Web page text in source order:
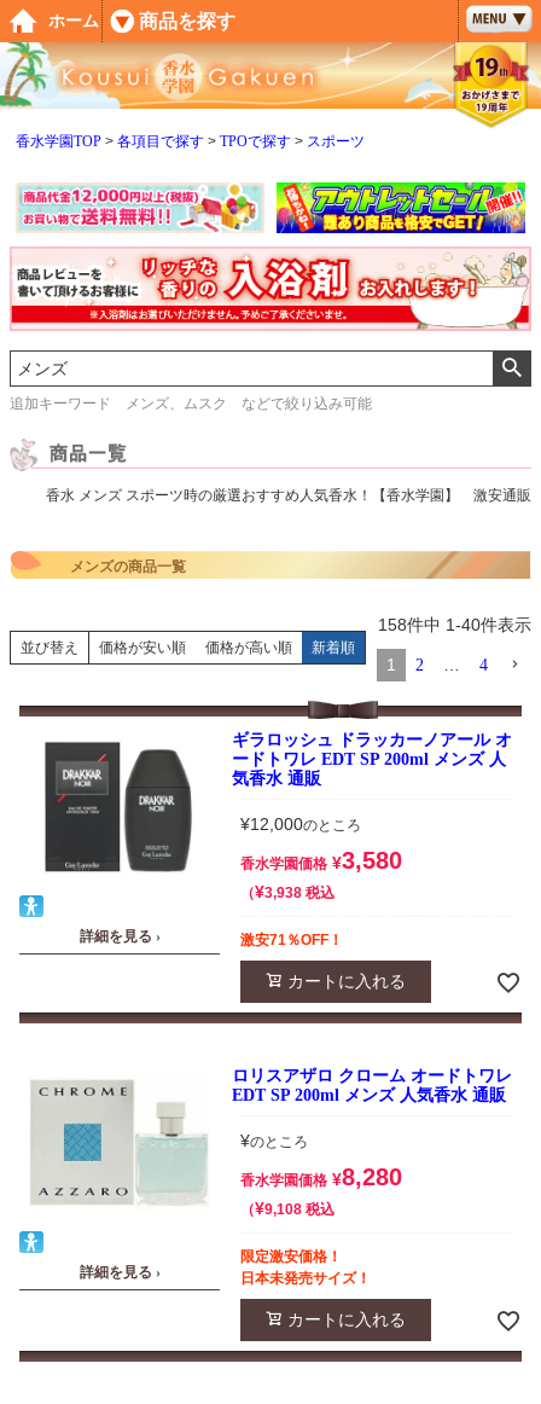
香水学園TOP 各項目で探す TPOで探す スポーツ
追加キーワード メンズ、ムスク などで絞り込み可能
香水 メンズ スポーツ時の厳選おすすめ人気香水！【香水学園】 激安通販
メンズの商品一覧
並び替え 価格が安い順 価格が高い順 新着順
158件中 1-40件表示
1 2 4
詳細を見る ›
ギラロッシュ ドラッカーノアール オ
ードトワレ EDT SP 200ml メンズ 人
気香水 通販
¥12,000のところ
香水学園価格 ¥3,580
¥3,938 税込
激安71％OFF！
カートに入れる
詳細を見る ›
ロリスアザロ クローム オードトワレ
EDT SP 200ml メンズ 人気香水 通販
¥のところ
香水学園価格 ¥8,280
¥9,108 税込
限定激安価格！
日本未発売サイズ！
カートに入れる
ペー
ジト
ップ
へ
ホーム 商品を探す